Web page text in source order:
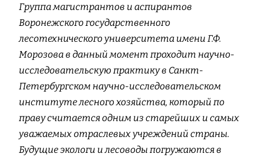
Группа магистрантов и аспирантов
Воронежского государственного
лесотехнического университета имени Г.Ф.
Морозова в данный момент проходит научно-
исследовательскую практику в Санкт-
Петербургском научно-исследовательском
институте лесного хозяйства, который по
праву считается одним из старейших и самых
уважаемых отраслевых учреждений страны.
Будущие экологи и лесоводы погружаются в